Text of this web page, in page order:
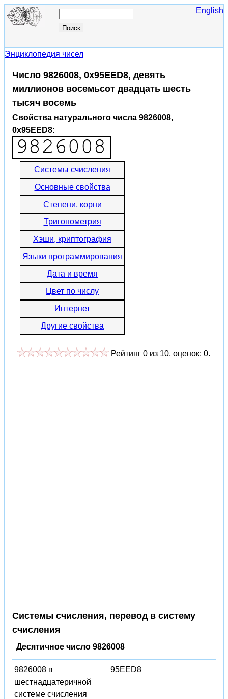
English
Энциклопедия чисел
Число 9826008, 0x95EED8, девять
миллионов восемьсот двадцать шесть
тысяч восемь
Свойства натурального числа 9826008,
0x95EED8:
Системы счисления
Основные свойства
Степени, корни
Тригонометрия
Хэши, криптография
Языки программирования
Дата и время
Цвет по числу
Интернет
Другие свойства
Рейтинг 0 из 10, оценок: 0.
Системы счисления, перевод в систему
счисления
Десятичное число 9826008
9826008 в
шестнадцатеричной
системе счисления
95EED8